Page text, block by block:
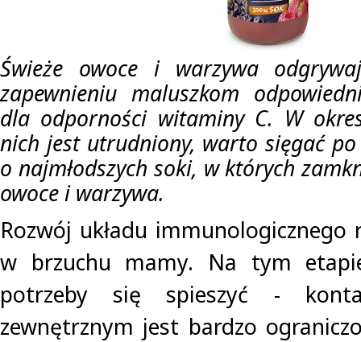
Świeże owoce i warzywa
zapewnieniu maluszkom
dla odporności witaminy C. W
nich jest utrudniony, warto sięgać
o najmłodszych soki, w których
owoce i warzywa.
Rozwój układu immunologicznego
w brzuchu mamy. Na tym
potrzeby się spieszyć -
zewnętrznym jest bardzo